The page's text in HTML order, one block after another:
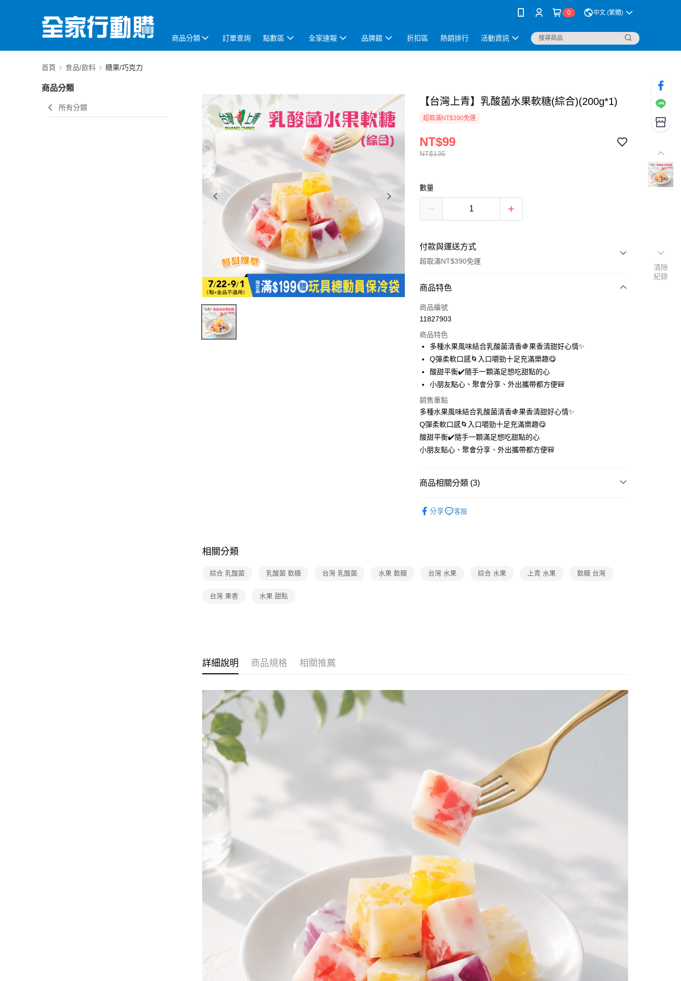
0 中文 (繁體)
商品分類 訂單查詢 點數區 全家速報 品牌館 折扣區 熱銷排行 活動資訊
首頁 食品/飲料 糖果/巧克力
商品分類
所有分類
【台灣上青】乳酸菌水果軟糖(綜合)(200g*1)
超取滿NT$390免運
NT$135
NT$99
數量
付款與運送方式
超取滿NT$390免運
付款方式
全家線上支付
運送方式
全家取貨付款
每筆NT$40，滿NT$390(含以上)免運費
常溫-付款後全家取貨
每筆NT$40，滿NT$390(含以上)免運費
商品特色
商品編號
11827903
商品特色
多種水果風味結合乳酸菌清香🍇果香清甜好心情✨
Q彈柔軟口感🌀入口嚼勁十足充滿樂趣😋
酸甜平衡✔️隨手一顆滿足想吃甜點的心
小朋友點心、聚會分享、外出攜帶都方便🎒
銷售重點
多種水果風味結合乳酸菌清香🍇果香清甜好心情✨
Q彈柔軟口感🌀入口嚼勁十足充滿樂趣😋
酸甜平衡✔️隨手一顆滿足想吃甜點的心
小朋友點心、聚會分享、外出攜帶都方便🎒
商品相關分類 (3)
分享 客服
相關分類
綜合 乳酸菌 乳酸菌 軟糖 台灣 乳酸菌 水果 軟糖 台灣 水果 綜合 水果 上青 水果 軟糖 台灣
台灣 果香 水果 甜點
詳細說明 商品規格 相關推薦
清除
紀錄